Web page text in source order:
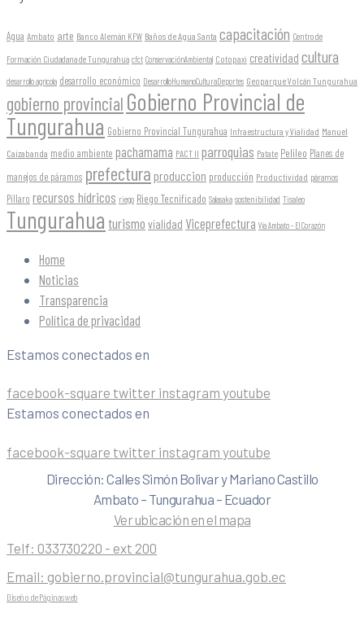
Agua Ambato arte Banco Alemán KFW Baños de Agua Santa capacitación Centro de
Formación Ciudadana de Tungurahua cfct ConservaciónAmbiental Cotopaxi creatividad cultura
desarrollo agrícola desarrollo económico DesarrolloHumanoCulturaDeportes Geoparque Volcán Tungurahua
gobierno provincial Gobierno Provincial de
Tungurahua Gobierno Provincial Tungurahua Infraestructura y Vialidad Manuel
Caizabanda medio ambiente pachamama PACT II parroquias Patate Pelileo Planes de
manejos de páramos prefectura produccion producción Productividad páramos
Píllaro recursos hídricos riego Riego Tecnificado Salasaka sostenibilidad Tisaleo
Tungurahua turismo vialidad Viceprefectura Vía Ambato - El Corazón
Home
Noticias
Transparencia
Política de privacidad
Estamos conectados en
facebook-square twitter instagram youtube
Estamos conectados en
facebook-square twitter instagram youtube
Dirección: Calles Simón Bolivar y Mariano Castillo
Ambato – Tungurahua – Ecuador
Ver ubicación en el mapa
Telf: 033730220 - ext 200
Email: gobierno.provincial@tungurahua.gob.ec
Diseño de Páginas web